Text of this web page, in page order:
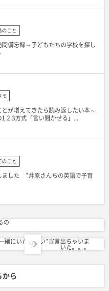
のこと
問備忘録～子どもたちの学校を探し
モ
とが増えてきたら読み返したい本～
1.2.3方式「言い聞かせる」...
のこと
ました ”井原さんちの英語で子育
の
緒にいたくない”宣言出ちゃいま
いた。。。
ら